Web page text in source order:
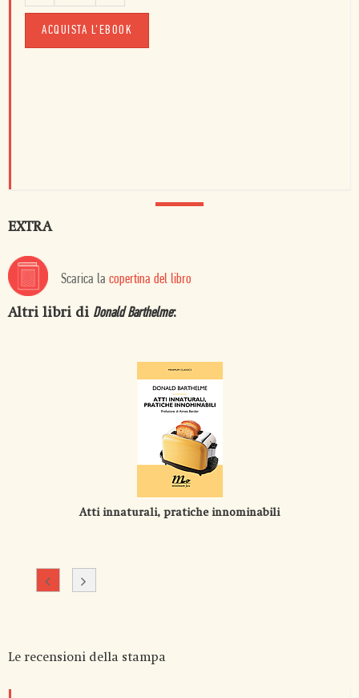
ACQUISTA L'EBOOK
EXTRA
Scarica la copertina del libro
Altri libri di Donald Barthelme:
Atti innaturali, pratiche innominabili
Le recensioni della stampa